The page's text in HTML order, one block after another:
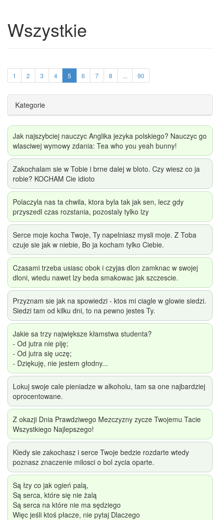
Wszystkie
1 2 3 4 5 6 7 8 ... 90
Kategorie
Jak najszybciej nauczyc Anglika jezyka polskiego? Nauczyc go
wlasciwej wymowy zdania: Tea who you yeah bunny!
Zakochalam sie w Tobie i brne dalej w bloto. Czy wiesz co ja
robie? KOCHAM Cie idioto
Polaczyla nas ta chwila, ktora byla tak jak sen, lecz gdy
przyszedl czas rozstania, pozostaly tylko lzy
Serce moje kocha Twoje, Ty napelniasz mysli moje. Z Toba
czuje sie jak w niebie, Bo ja kocham tylko Ciebie.
Czasami trzeba usiasc obok i czyjas dlon zamknac w swojej
dloni, wtedu nawet lzy beda smakowac jak szczescie.
Przyznam sie jak na spowiedzi - ktos mi ciagle w glowie siedzi.
Siedzi tam od kilku dni, to na pewno jestes Ty.
Jakie sa trzy największe kłamstwa studenta?
- Od jutra nie piję;
- Od jutra się uczę;
- Dziękuję, nie jestem głodny...
Lokuj swoje cale pieniadze w alkoholu, tam sa one najbardziej
oprocentowane.
Z okazji Dnia Prawdziwego Mezczyzny zycze Twojemu Tacie
Wszystkiego Najlepszego!
Kiedy sie zakochasz i serce Twoje bedzie rozdarte wtedy
poznasz znaczenie milosci o bol zycia oparte.
Są łzy co jak ogień palą,
Są serca, które się nie żalą
Są serca na które nie ma sędziego
Więc jeśli ktoś płacze, nie pytaj Dlaczego